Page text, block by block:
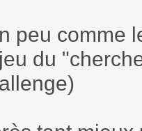
peu comme
du